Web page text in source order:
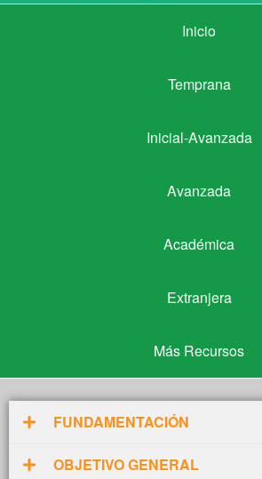
Inicio
Inicio
Temprana
Temprana
Inicial-Avanzada
Inicial-Avanzada
Avanzada
Avanzada
Académica
Académica
Extranjera
Extranjera
Más Recursos
Más Recursos
FUNDAMENTACIÓN
OBJETIVO GENERAL